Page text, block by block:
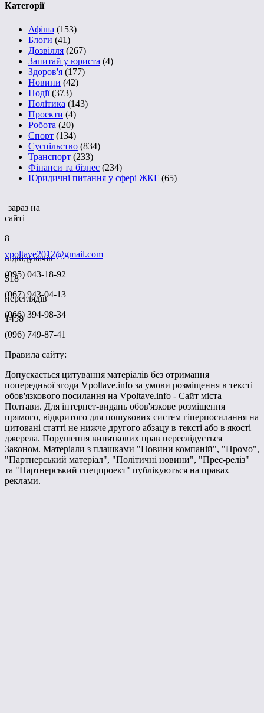
Категорії
Афіша (153)
Блоги (41)
Дозвілля (267)
Запитай у юриста (4)
Здоров'я (177)
Новини (42)
Події(373)
Політика (143)
Проекти (4)
Робота (20)
Спорт (134)
Суспільство (834)
Транспорт (233)
Фінанси та бізнес (234)
Юридичні питання у сфері ЖКГ (65)
зараз на
сайті
8
відвідувачів
518
переглядів
1458
vpoltave2012@gmail.com
(095) 043-18-92
(067) 943-04-13
(066) 394-98-34
(096) 749-87-41
Правила сайту:
Допускається цитування матеріалів без отримання
попередньої згоди Vpoltave.info за умови розміщення в тексті
обов'язкового посилання на Vpoltave.info - Сайт міста
Полтави. Для інтернет-видань обов'язкове розміщення
прямого, відкритого для пошукових систем гіперпосилання на
цитовані статті не нижче другого абзацу в тексті або в якості
джерела. Порушення виняткових прав переслідується
Законом. Матеріали з плашками "Новини компаній", "Промо",
"Партнерський матеріал", "Політичні новини", "Прес-реліз"
та "Партнерський спецпроект" публікуються на правах
реклами.